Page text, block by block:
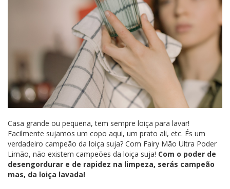
Casa grande ou pequena, tem sempre loiça para lavar!
Facilmente sujamos um copo aqui, um prato ali, etc. És um
verdadeiro campeão da loiça suja? Com Fairy Mão Ultra Poder
Limão, não existem campeões da loiça suja! Com o poder de
desengordurar e de rapidez na limpeza, serás campeão
mas, da loiça lavada!